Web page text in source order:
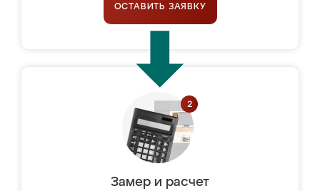
ОСТАВИТЬ ЗАЯВКУ
Замер и расчет